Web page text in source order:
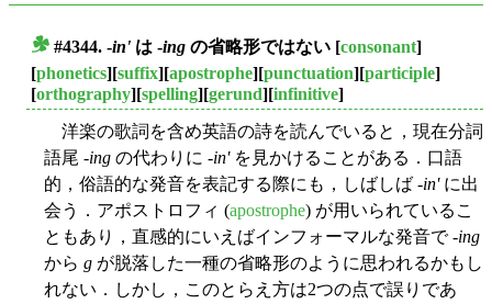
#4344. -in' は -ing の省略形ではない [consonant]
[phonetics][suffix][apostrophe][punctuation][participle]
[orthography][spelling][gerund][infinitive]
洋楽の歌詞を含め英語の詩を読んでいると，現在分詞
語尾 -ing の代わりに -in' を見かけることがある．口語
的，俗語的な発音を表記する際にも，しばしば -in' に出
会う．アポストロフィ (apostrophe) が用いられているこ
ともあり，直感的にいえばインフォーマルな発音で -ing
から g が脱落した一種の省略形のように思われるかもし
れない．しかし，このとらえ方は2つの点で誤りであ